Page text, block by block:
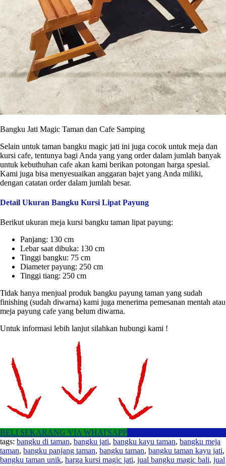
Bangku Jati Magic Taman dan Cafe Samping
Selain untuk taman bangku magic jati ini juga cocok untuk meja dan
kursi cafe, tentunya bagi Anda yang yang order dalam jumlah banyak
untuk kebuthuhan cafe akan kami berikan potongan harga spesial.
Kami juga bisa menyesuaikan anggaran bajet yang Anda miliki,
dengan catatan order dalam jumlah besar.
Detail Ukuran Bangku Kursi Lipat Payung
Berikut ukuran meja kursi bangku taman lipat payung:
Panjang: 130 cm
Lebar saat dibuka: 130 cm
Tinggi bangku: 75 cm
Diameter payung: 250 cm
Tinggi tiang: 250 cm
Tidak hanya menjual produk bangku payung taman yang sudah
finishing (sudah diwarna) kami juga menerima pemesanan mentah atau
meja payung cafe yang belum diwarna.
Untuk informasi lebih lanjut silahkan hubungi kami !
BELI SEKARANG VIA WHATSAPP
tags: bangku di taman, bangku jati, bangku kayu taman, bangku meja
taman, bangku panjang taman, bangku taman, bangku taman kayu jati,
bangku taman unik, harga kursi magic jati, jual bangku magic bali, jual